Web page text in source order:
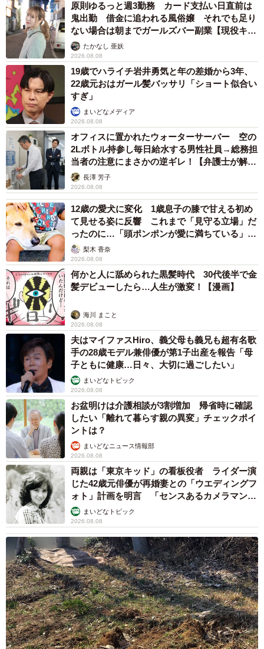
原則ゆるっと週3勤務 カード支払い日直前は
鬼出勤 借金に追われる風俗嬢 それでも足り
ない場合は朝までガールズバー副業【現役キャ
ストに取材】
たかなし 亜妖
2026.08.08
19歳でハライチ岩井勇気と年の差婚から3年、
22歳元おはガール髪バッサリ「ショート似合い
すぎ」
まいどなメディア
2026.08.08
オフィスに置かれたウォーターサーバー 空の
2Lボトル持参し毎日給水する男性社員→総務担
当者の注意にまさかの逆ギレ！【弁護士が解
説】長澤 芳子
2026.08.08
12歳の愛犬に変化 1歳息子の膝で甘える初め
て見せる姿に反響 これまで「見守る立場」だ
ったのに…「頭ポンポンが愛に満ちている」
「尊…」
梨木 香奈
2026.08.08
何かと人に舐められた黒髪時代 30代後半で金
髪デビューしたら…人生が激変！【漫画】
海川 まこと
2026.08.08
夫はマイファスHiro、義父母も義兄も超有名歌
手の28歳モデル兼俳優が第1子出産を報告「母
子ともに健康…日々、大切に過ごしたい」
まいどなトピック
2026.08.08
お盆明けは介護相談が3割増加 帰省時に確認
したい「離れて暮らす親の異変」チェックポイ
ントは？
まいどなニュース情報部
2026.08.08
両親は「東京キッド」の看板役者 ライダー演
じた42歳元俳優が再婚妻との「ウエディングフ
ォト」計画を明言 「センスあるカメラマン求
む」まいどなトピック
2026.08.08